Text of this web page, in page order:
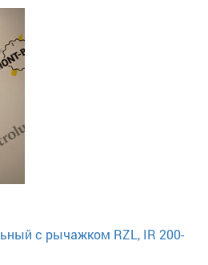
с рычажком RZL, IR 200-